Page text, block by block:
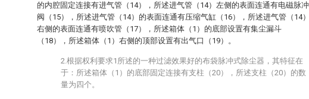
的内腔固定连接有进气管（14），所述进气管（14）左侧的表面连通有电磁脉冲
阀（15），所述进气管（14）的表面连通有压缩气缸（16），所述进气管（14）
右侧的表面连通有喷吹管（17），所述箱体（1）的底部设置有集尘漏斗
（18），所述箱体（1）右侧的顶部设置有出气口（19）。
2.根据权利要求1所述的一种过滤效果好的布袋脉冲式除尘器，其特征在
于：所述箱体（1）的底部固定连接有支柱（20），所述支柱（20）的数
量为四个。